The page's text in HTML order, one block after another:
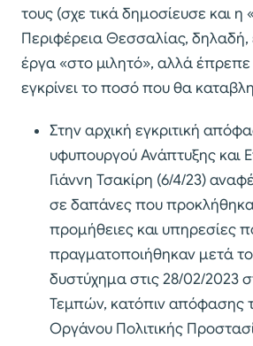
τους (σχε τικά δημοσίευσε και η
Περιφέρεια Θεσσαλίας, δηλαδή,
έργα «στο μιλητό», αλλά
εγκρίνει το ποσό που θα
Στην αρχική εγκριτική
υφυπουργού Ανάπτυξης και
Γιάννη Τσακίρη (6/4/23)
σε δαπάνες που
προμήθειες και υπηρεσίες
πραγματοποιήθηκαν μετά
δυστύχημα στις 28/02/2023
Τεμπών, κατόπιν απόφασης
Οργάνου Πολιτικής